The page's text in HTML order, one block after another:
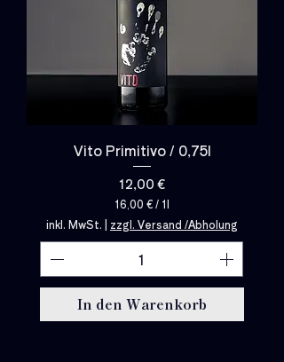
Vito Primitivo / 0,75l
Preis
12,00 €
16,00 €/ 1l
1
6
,
0
0
p
r
inkl. MwSt. | zzgl. Versand /Abholung
In den Warenkorb